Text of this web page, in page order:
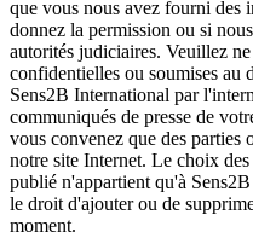
que vous nous avez fourni des
donnez la permission ou si
autorités judiciaires. Veuillez
confidentielles ou soumises au
Sens2B International par
communiqués de presse de
vous convenez que des parties
notre site Internet. Le choix
publié n'appartient qu'à
le droit d'ajouter ou de
moment.